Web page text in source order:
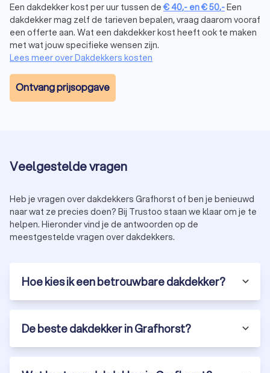
Een dakdekker kost per uur tussen de €40,- en€50,-Een
dakdekker mag zelf de tarieven bepalen, vraag daarom vooraf
een offerte aan. Wat een dakdekker kost heeft ook te maken
met wat jouw specifieke wensen zijn.
Lees meer over Dakdekkers kosten
Ontvang prijsopgave
Veelgestelde vragen
Heb je vragen over dakdekkers Grafhorst of ben je benieuwd
naar wat ze precies doen? Bij Trustoo staan we klaar om je te
helpen. Hieronder vind je de antwoorden op de
meestgestelde vragen over dakdekkers.
Hoe kies ik een betrouwbare dakdekker?
De beste dakdekker in Grafhorst?